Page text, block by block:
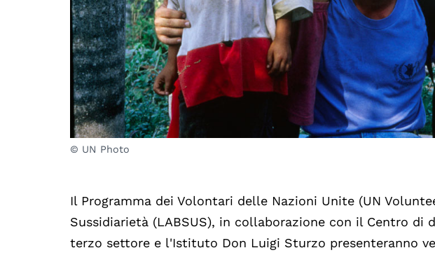
© UN Photo
Il Programma dei Volontari delle Nazioni Unite (UN
Sussidiarietà (LABSUS), in collaborazione con il Centro
terzo settore e l'Istituto Don Luigi Sturzo presenteranno